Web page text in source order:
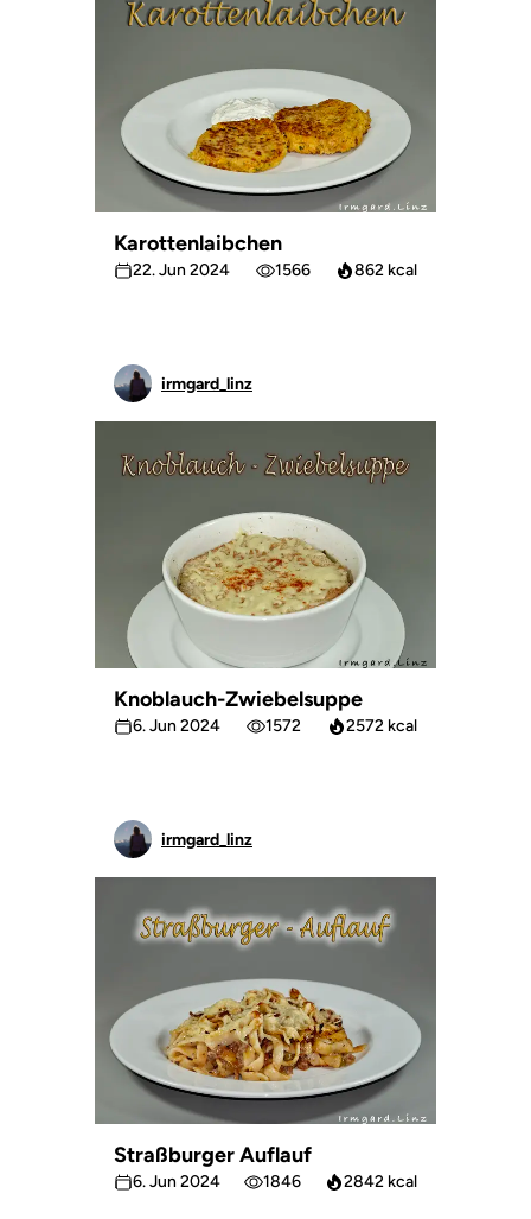
Karottenlaibchen
22. Jun 2024 1566 862 kcal
irmgard_linz
Knoblauch-Zwiebelsuppe
6. Jun 2024 1572 2572 kcal
irmgard_linz
Straßburger Auflauf
6. Jun 2024 1846 2842 kcal